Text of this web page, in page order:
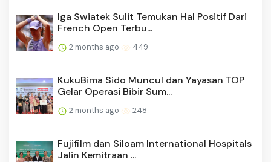
Iga Swiatek Sulit Temukan Hal Positif Dari
French Open Terbu...
2 months ago 449
KukuBima Sido Muncul dan Yayasan TOP
Gelar Operasi Bibir Sum...
2 months ago 248
Fujifilm dan Siloam International Hospitals
Jalin Kemitraan ...